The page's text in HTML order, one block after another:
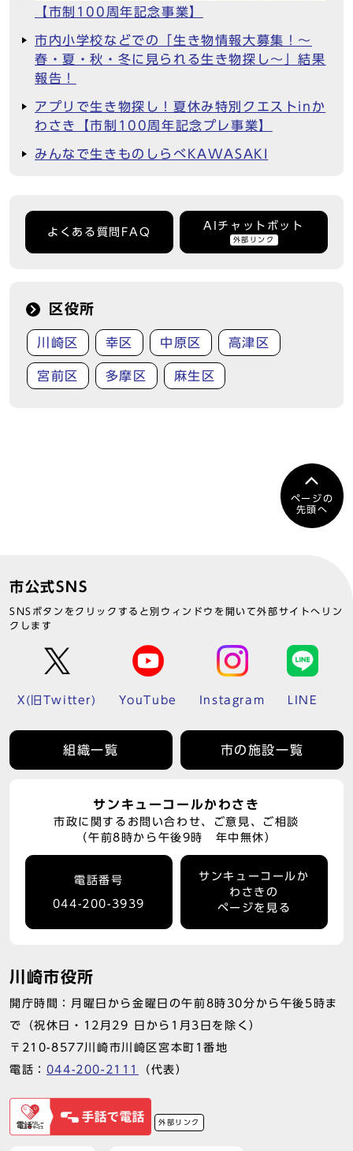
【市制100周年記念事業】
市内小学校などでの「生き物情報大募集！～
春・夏・秋・冬に見られる生き物探し～」結果
報告！
アプリで生き物探し！夏休み特別クエストinか
わさき【市制100周年記念プレ事業】
みんなで生きものしらべKAWASAKI
よくある質問FAQ
AIチャットボット
外部リンク
区役所
川崎区 幸区 中原区 高津区
宮前区 多摩区 麻生区
ページの
先頭へ
市公式SNS
SNSボタンをクリックすると別ウィンドウを開いて外部サイトへリン
クします
X(旧Twitter) YouTube Instagram LINE
組織一覧 市の施設一覧
サンキューコールかわさき
市政に関するお問い合わせ、ご意見、ご相談
（午前8時から午後9時 年中無休）
電話番号
044-200-3939
サンキューコールか
わさきの
ページを見る
川崎市役所
開庁時間：月曜日から金曜日の午前8時30分から午後5時ま
で（祝休日・12月29 日から1月3日を除く）
〒210-8577川崎市川崎区宮本町1番地
電話： 044-200-2111 （代表）
外部リンク